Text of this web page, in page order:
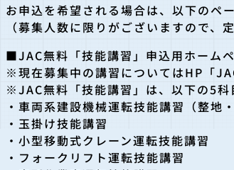
お申込を希望される場合は、以下のペ
（募集人数に限りがございますので、
■JAC無料「技能講習」申込用ホーム
※現在募集中の講習についてはHP「
※JAC無料「技能講習」は、以下の5科
・車両系建設機械運転技能講習（整地
・玉掛け技能講習
・小型移動式クレーン運転技能講習
・フォークリフト運転技能講習